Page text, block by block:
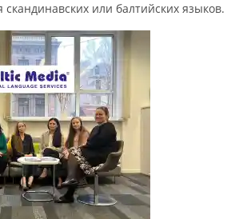
скандинавских или балтийских языков.